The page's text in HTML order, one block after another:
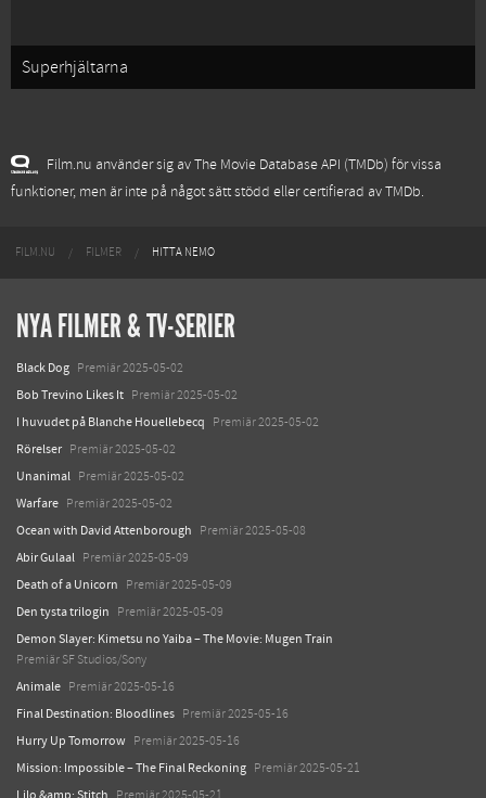
Superhjältarna
Film.nu använder sig av The Movie Database API (TMDb) för vissa
funktioner, men är inte på något sätt stödd eller certifierad av TMDb.
FILM.NU FILMER HITTA NEMO
NYA FILMER & TV-SERIER
Black Dog Premiär 2025-05-02
Bob Trevino Likes It Premiär 2025-05-02
I huvudet på Blanche Houellebecq Premiär 2025-05-02
Rörelser Premiär 2025-05-02
Unanimal Premiär 2025-05-02
Warfare Premiär 2025-05-02
Ocean with David Attenborough Premiär 2025-05-08
Abir Gulaal Premiär 2025-05-09
Death of a Unicorn Premiär 2025-05-09
Den tysta trilogin Premiär 2025-05-09
Demon Slayer: Kimetsu no Yaiba – The Movie: Mugen Train
Premiär SF Studios/Sony
Animale Premiär 2025-05-16
Final Destination: Bloodlines Premiär 2025-05-16
Hurry Up Tomorrow Premiär 2025-05-16
Mission: Impossible – The Final Reckoning Premiär 2025-05-21